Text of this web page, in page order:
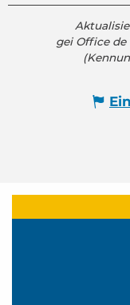
gei Office de